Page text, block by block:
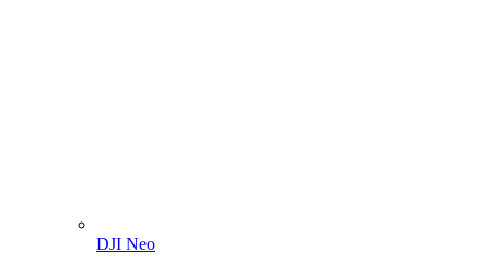
DJI Neo